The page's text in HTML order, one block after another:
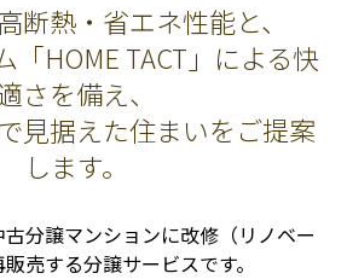
断熱・省エネ性能と、
「HOME TACT」による快
さを備え、
見据えた住まいをご提案
します。
分譲マンションに改修（リノベー
売する分譲サービスです。